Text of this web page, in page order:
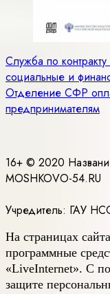
Навигация
по
записям
Служба по
социальные и
Отделение СФР
предпринимателям
16+ © 2020
MOSHKOVO-54.RU
Учредитель: ГАУ
На страницах сайта
программные
«LiveInternet». С
защите